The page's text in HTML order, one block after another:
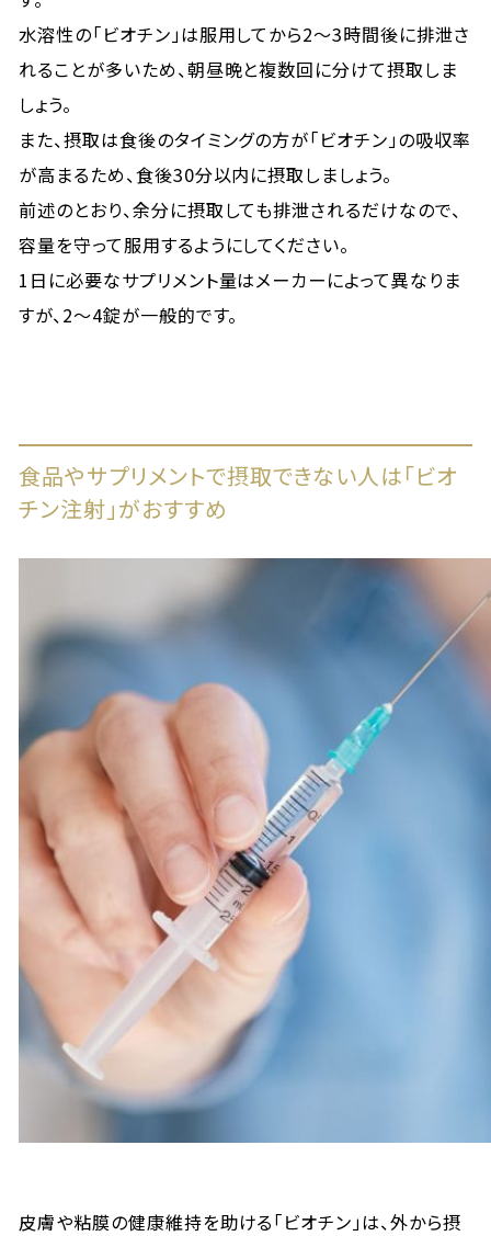
水溶性の「ビオチン」は服用してから2〜3時間後に排泄さ
れることが多いため、朝昼晩と複数回に分けて摂取しま
しょう。
また、摂取は食後のタイミングの方が「ビオチン」の吸収率
が高まるため、食後30分以内に摂取しましょう。
前述のとおり、余分に摂取しても排泄されるだけなので、
容量を守って服用するようにしてください。
1日に必要なサプリメント量はメーカーによって異なりま
すが、2〜4錠が一般的です。
食品やサプリメントで摂取できない人は「ビオ
チン注射」がおすすめ
皮膚や粘膜の健康維持を助ける「ビオチン」は、外から摂